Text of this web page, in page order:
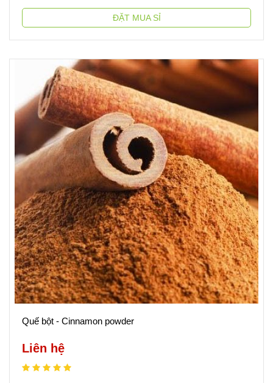
ĐẶT MUA SỈ
Quế bột - Cinnamon powder
Liên hệ